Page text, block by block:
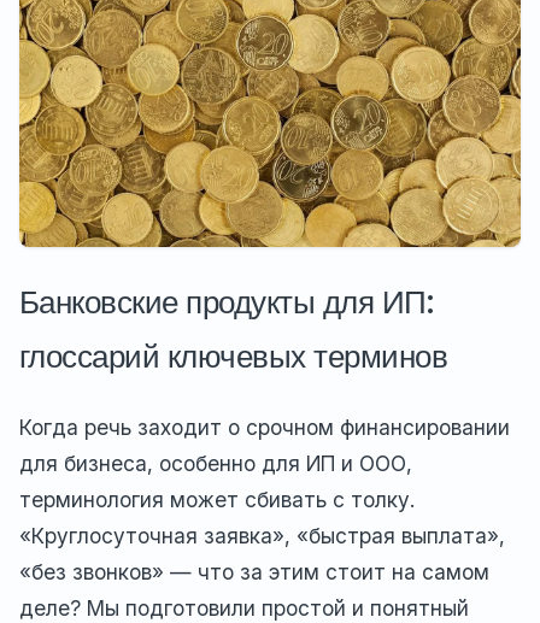
Банковские продукты для ИП:
глоссарий ключевых терминов
Когда речь заходит о срочном финансировании
для бизнеса, особенно для ИП и ООО,
терминология может сбивать с толку.
«Круглосуточная заявка», «быстрая выплата»,
«без звонков» — что за этим стоит на самом
деле? Мы подготовили простой и понятный